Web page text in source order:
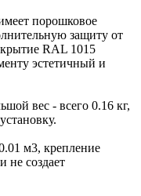
порошковое
защиту от
RAL 1015
эстетичный и
вес - всего 0.16 кг,
м3, крепление
не создает